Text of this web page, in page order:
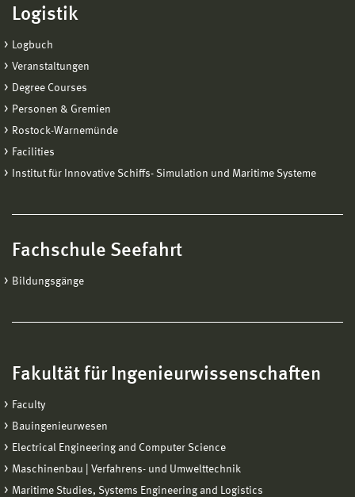
Logistik
Logbuch
Veranstaltungen
Degree Courses
Personen & Gremien
Rostock-Warnemünde
Facilities
Institut für Innovative Schiffs- Simulation und Maritime Systeme
Fachschule Seefahrt
Bildungsgänge
Fakultät für Ingenieurwissenschaften
Faculty
Bauingenieurwesen
Electrical Engineering and Computer Science
Maschinenbau | Verfahrens- und Umwelttechnik
Maritime Studies, Systems Engineering and Logistics